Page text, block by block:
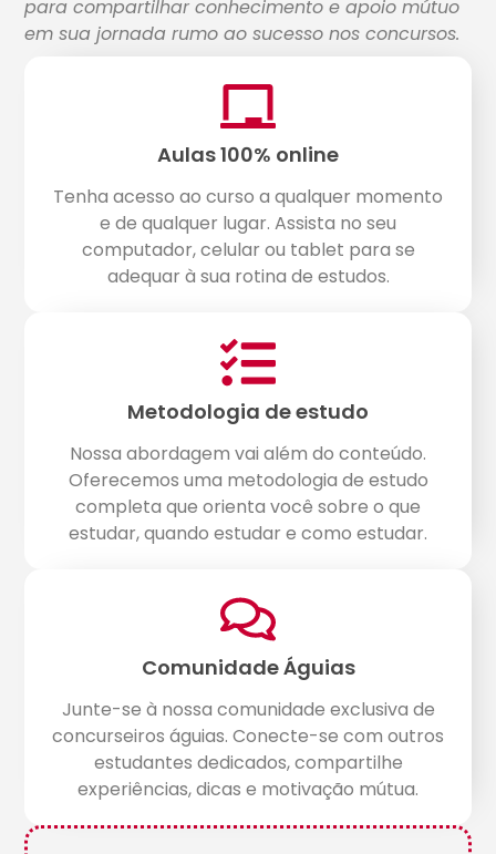
para compartilhar conhecimento e apoio mútuo
em sua jornada rumo ao sucesso nos concursos.
Aulas 100% online
Tenha acesso ao curso a qualquer momento
e de qualquer lugar. Assista no seu
computador, celular ou tablet para se
adequar à sua rotina de estudos.
Metodologia de estudo
Nossa abordagem vai além do conteúdo.
Oferecemos uma metodologia de estudo
completa que orienta você sobre o que
estudar, quando estudar e como estudar.
Comunidade Águias
Junte-se à nossa comunidade exclusiva de
concurseiros águias. Conecte-se com outros
estudantes dedicados, compartilhe
experiências, dicas e motivação mútua.